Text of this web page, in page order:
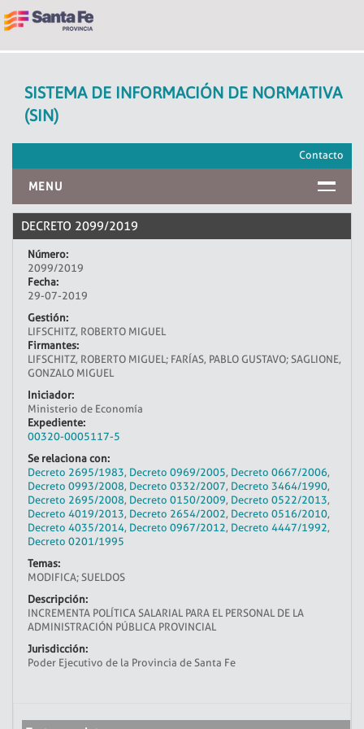
SISTEMA DE INFORMACIÓN DE NORMATIVA
(SIN)
Contacto
MENU
INICIO
DECRETO 2099/2019
Número:
2099/2019
Fecha:
29-07-2019
Gestión:
LIFSCHITZ, ROBERTO MIGUEL
Firmantes:
LIFSCHITZ, ROBERTO MIGUEL; FARÍAS, PABLO GUSTAVO; SAGLIONE,
GONZALO MIGUEL
Iniciador:
Ministerio de Economía
Expediente:
00320-0005117-5
Se relaciona con:
Decreto 2695/1983, Decreto 0969/2005, Decreto 0667/2006,
Decreto 0993/2008, Decreto 0332/2007, Decreto 3464/1990,
Decreto 2695/2008, Decreto 0150/2009, Decreto 0522/2013,
Decreto 4019/2013, Decreto 2654/2002, Decreto 0516/2010,
Decreto 4035/2014, Decreto 0967/2012, Decreto 4447/1992,
Decreto 0201/1995
Temas:
MODIFICA; SUELDOS
Descripción:
INCREMENTA POLÍTICA SALARIAL PARA EL PERSONAL DE LA
ADMINISTRACIÓN PÚBLICA PROVINCIAL
Jurisdicción:
Poder Ejecutivo de la Provincia de Santa Fe